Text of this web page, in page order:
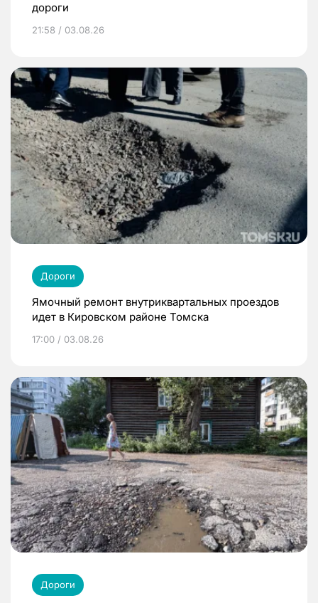
дороги
21:58 / 03.08.26
Дороги
Ямочный ремонт внутриквартальных проездов
идет в Кировском районе Томска
17:00 / 03.08.26
Дороги